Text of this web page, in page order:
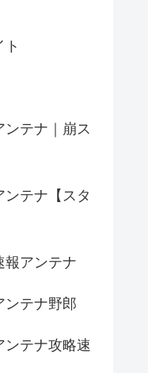
ト
ンテナ｜崩ス
ンテナ【スタ
報アンテナ
ンテナ野郎
ンテナ攻略速